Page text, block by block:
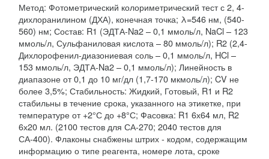
Метод: Фотометрический колориметрический тест с 2, 4-
дихлоранилином (ДХА), конечная точка; λ=546 нм, (540-
560) нм; Состав: R1 (ЭДТА-Na2 – 0,1 ммоль/л, NaCl – 123
ммоль/л, Сульфаниловая кислота – 80 ммоль/л); R2 (2,4-
Дихлорофенил-диазониевая соль – 0,1 ммоль/л, HCl –
153 ммоль/л, ЭДТА-Na2 – 0,1 ммоль/л); Линейность в
диапазоне от 0,1 до 10 мг/дл (1,7-170 мкмоль/л); CV не
более 3,5%; Стабильность: Жидкий, Готовый, R1 и R2
стабильны в течение срока, указанного на этикетке, при
температуре от +2°С до +8°С; Фасовка: R1 6х64 мл, R2
6х20 мл. (2100 тестов для СА-270; 2040 тестов для
СА-400). Флаконы снабжены штрих - кодом, содержащим
информацию о типе реагента, номере лота, сроке